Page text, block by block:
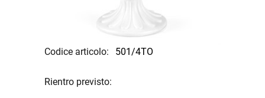
Codice articolo: 501/4TO
Rientro previsto: